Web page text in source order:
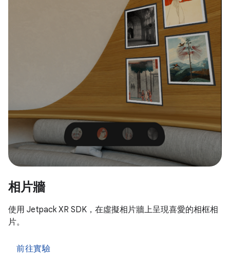
相片牆
使用 Jetpack XR SDK，在虛擬相片牆上呈現喜愛的相框相
片。
前往實驗